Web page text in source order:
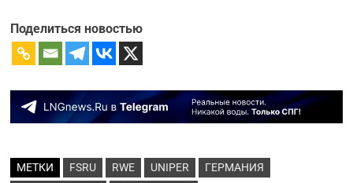
Поделиться новостью
МЕТКИ FSRU RWE UNIPER
ГЕРМАНИЯ